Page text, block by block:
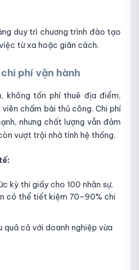
duy trì chương trình đào tạo
từ xa hoặc giãn cách.
phí vận hành
không tốn phí thuê địa điểm,
viên chấm bài thủ công. Chi phí
nhưng chất lượng vẫn đảm
vượt trội nhờ tính hệ thống.
kỳ thi giấy cho 100 nhân sự,
có thể tiết kiệm 70–90% chi
quả cả với doanh nghiệp vừa